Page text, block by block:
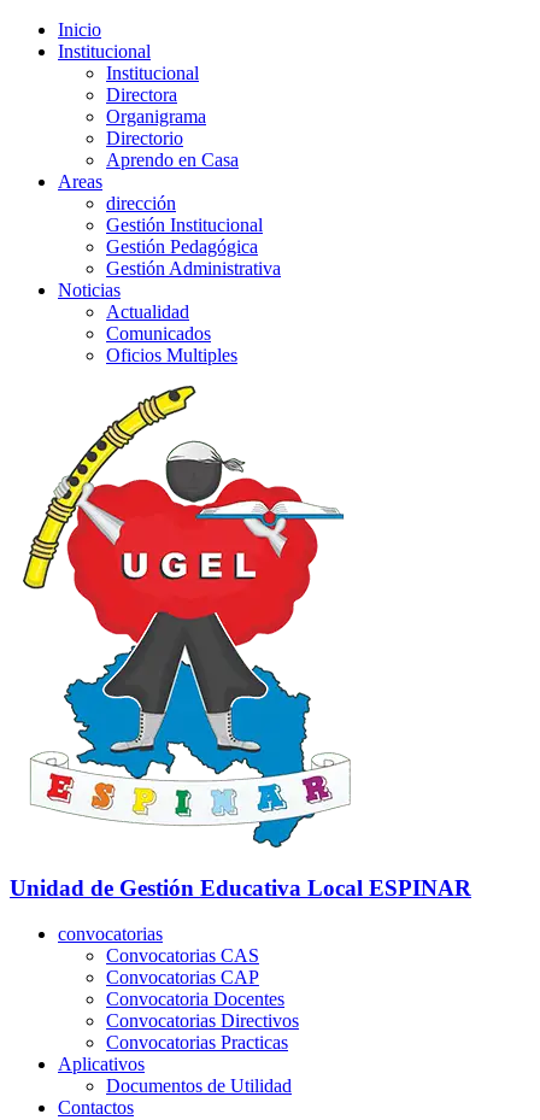
Inicio
Institucional
Institucional
Directora
Organigrama
Directorio
Aprendo en Casa
Areas
dirección
Gestión Institucional
Gestión Pedagógica
Gestión Administrativa
Noticias
Actualidad
Comunicados
Oficios Multiples
Unidad de Gestión Educativa Local ESPINAR
convocatorias
Convocatorias CAS
Convocatorias CAP
Convocatoria Docentes
Convocatorias Directivos
Convocatorias Practicas
Aplicativos
Documentos de Utilidad
Contactos